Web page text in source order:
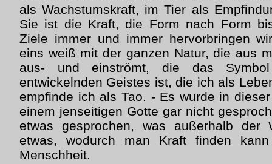
als Wachstumskraft, im Tier als
Sie ist die Kraft, die Form nach Form
Ziele immer und immer hervorbringen
eins weiß mit der ganzen Natur, die aus
aus- und einströmt, die das
entwickelnden Geistes ist, die ich als
empfinde ich als Tao. - Es wurde in
einem jenseitigen Gotte gar nicht
etwas gesprochen, was außerhalb der
etwas, wodurch man Kraft finden
Menschheit.